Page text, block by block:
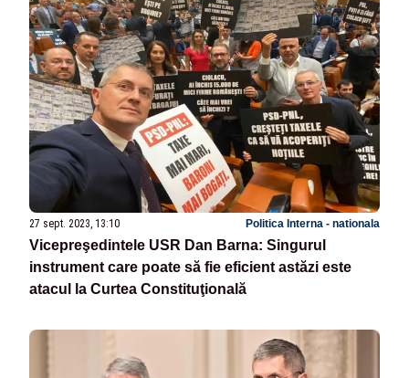
27 sept. 2023, 13:10 Politica Interna - nationala
Vicepreşedintele USR Dan Barna: Singurul
instrument care poate să fie eficient astăzi este
atacul la Curtea Constituţională